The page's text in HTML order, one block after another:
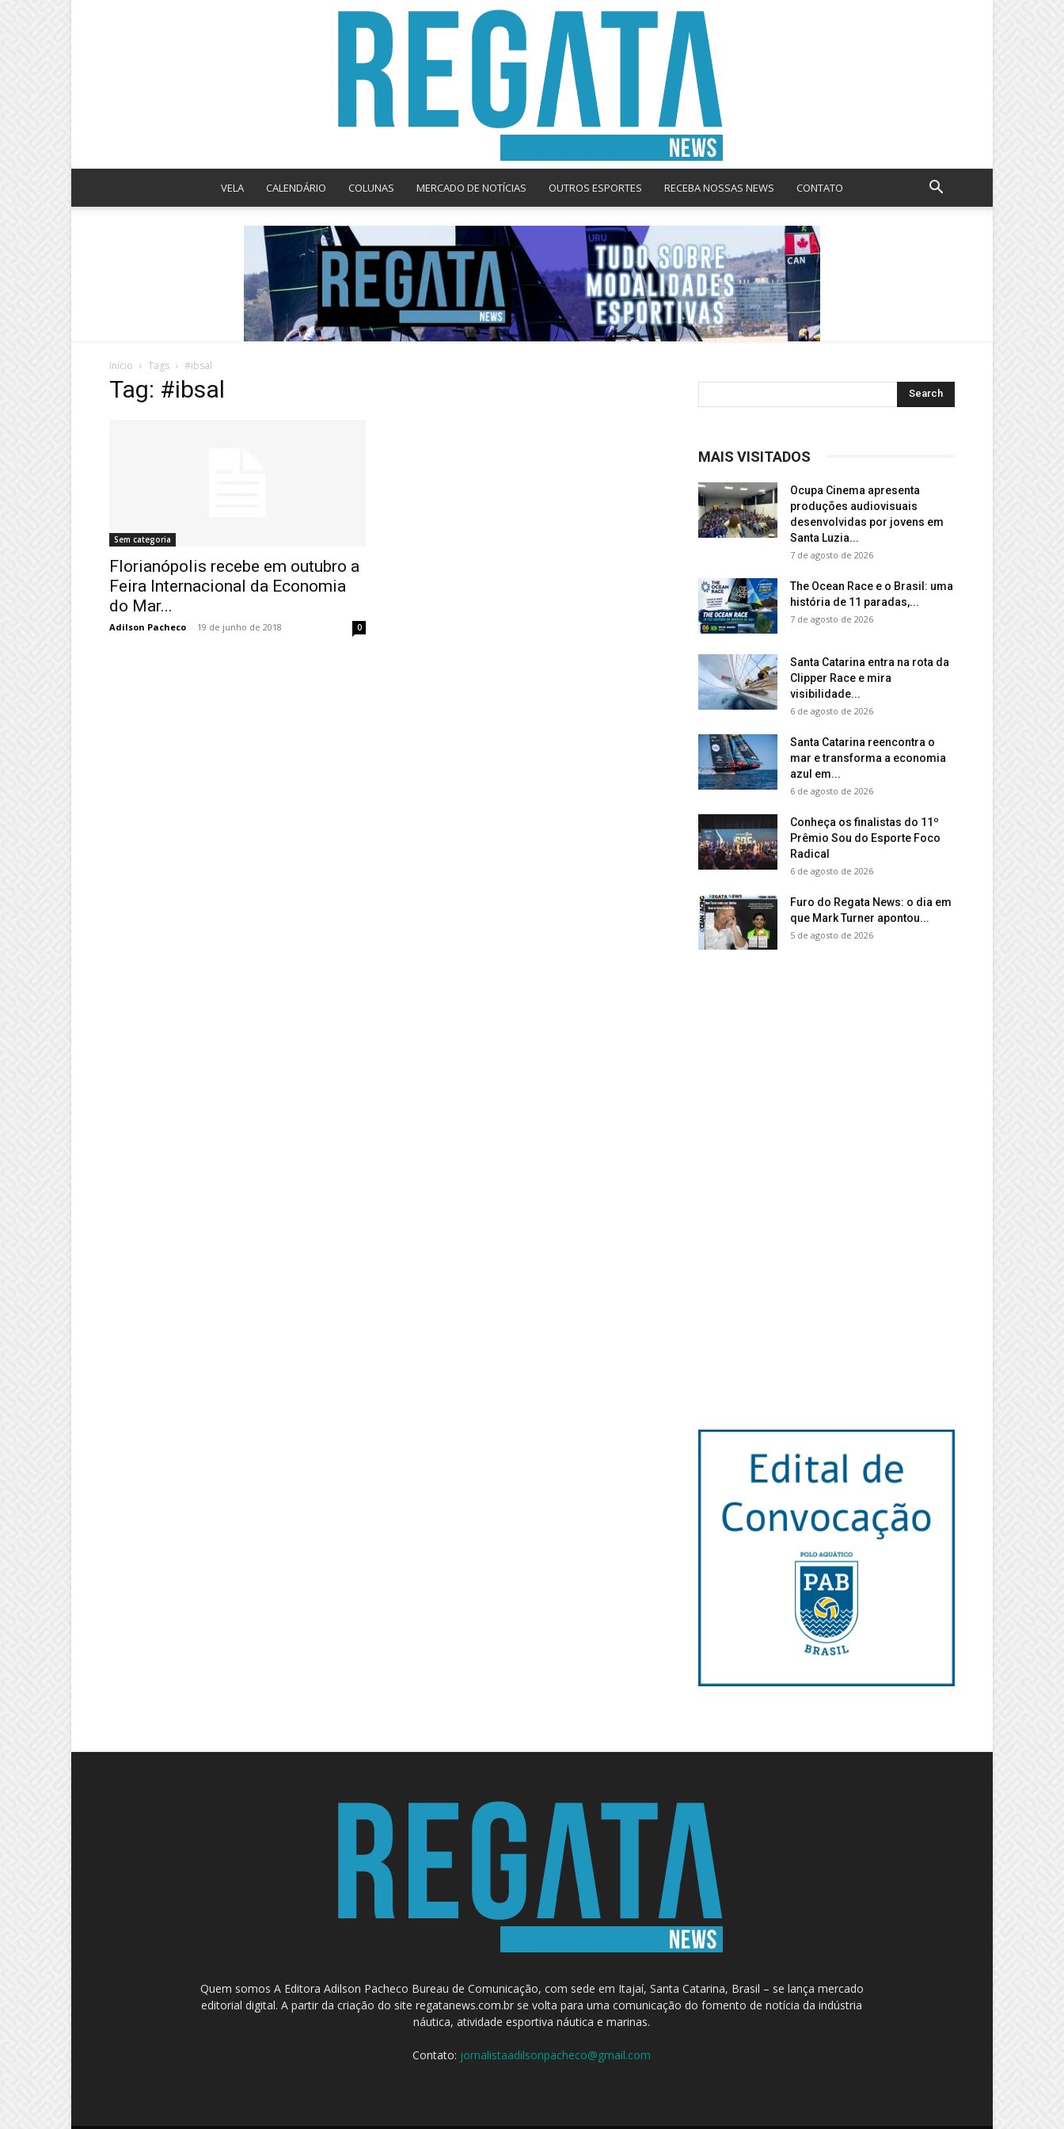
News
VELA CALENDÁRIO COLUNAS MERCADO DE NOTÍCIAS OUTROS ESPORTES RECEBA NOSSAS NEWS CONTATO
Início Tags #ibsal
Tag: #ibsal
Sem categoria
Florianópolis recebe em outubro a
Feira Internacional da Economia
do Mar...
Adilson Pacheco - 19 de junho de 2018 0
MAIS VISITADOS
Ocupa Cinema apresenta
produções audiovisuais
desenvolvidas por jovens em
Santa Luzia...
7 de agosto de 2026
The Ocean Race e o Brasil: uma
história de 11 paradas,...
7 de agosto de 2026
Santa Catarina entra na rota da
Clipper Race e mira
visibilidade...
6 de agosto de 2026
Santa Catarina reencontra o
mar e transforma a economia
azul em...
6 de agosto de 2026
Conheça os finalistas do 11º
Prêmio Sou do Esporte Foco
Radical
6 de agosto de 2026
Furo do Regata News: o dia em
que Mark Turner apontou...
5 de agosto de 2026
Quem somos A Editora Adilson Pacheco Bureau de Comunicação, com sede em Itajaí, Santa Catarina, Brasil – se lança mercado
editorial digital. A partir da criação do site regatanews.com.br se volta para uma comunicação do fomento de notícia da indústria
náutica, atividade esportiva náutica e marinas.
Contato: jornalistaadilsonpacheco@gmail.com